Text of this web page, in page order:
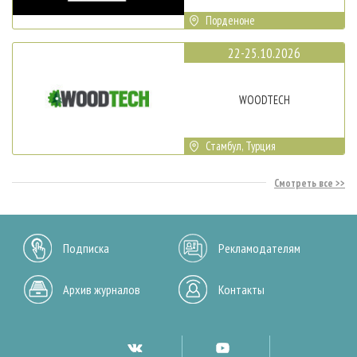
Порденоне
22-25.10.2026
WOODTECH
Стамбул, Турция
Смотреть все
Подписка Рекламодателям
Архив журналов Контакты